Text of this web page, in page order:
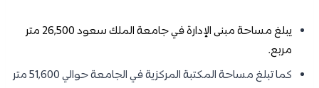
يبلغ مساحة مبنى الإدارة في جامعة الملك سعود 26,500 متر
مربع.
كما تبلغ مساحة المكتبة المركزية في الجامعة حوالي 51,600 متر